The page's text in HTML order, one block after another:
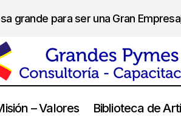
grande para ser una Gran Empresa
– Valores Biblioteca de